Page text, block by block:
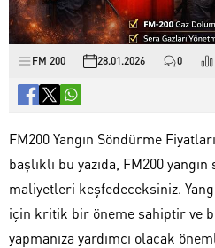
FM 200 28.01.2026 0
FM200 Yangın Söndürme
başlıklı bu yazıda, FM200
maliyetleri keşfedeceksiniz.
için kritik bir öneme sahiptir ve
yapmanıza yardımcı olacak